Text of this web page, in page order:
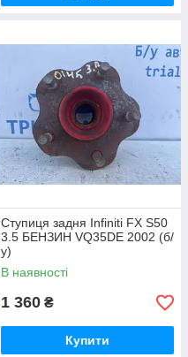
Ступиця задня Infiniti FX S50
3.5 БЕНЗИН VQ35DE 2002 (б/
у)
В наявності
1 360 ₴
Купити